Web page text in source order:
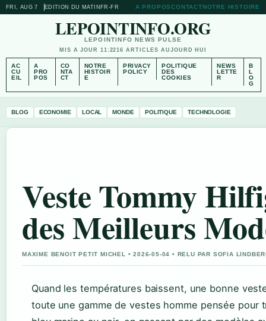
FRI, AUG 7 EDITION DU MATIN FR-FR A PROPOSCONTACTNOTRE HISTOIRE
LEPOINTINFO.ORG
LEPOINTINFO NEWS PULSE
MIS A JOUR 11:2216 ARTICLES AUJOURD HUI
AC
CU
EIL
A
PRO
POS
CO
NTA
CT
NOTRE
HISTOIR
E
PRIVACY
POLICY
POLITIQUE
DES
COOKIES
NEWS
LETTE
R
B
L
O
G
BLOG ECONOMIE LOCAL MONDE POLITIQUE TECHNOLOGIE
Veste Tommy
des Meilleurs
MAXIME BENOIT PETIT MICHEL • 2026-05-04 • RELU PAR SOFIA
Quand les températures baissent, une bonne
toute une gamme de vestes homme pensée pour